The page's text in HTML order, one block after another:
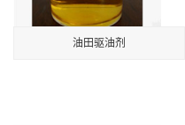
油田驱油剂